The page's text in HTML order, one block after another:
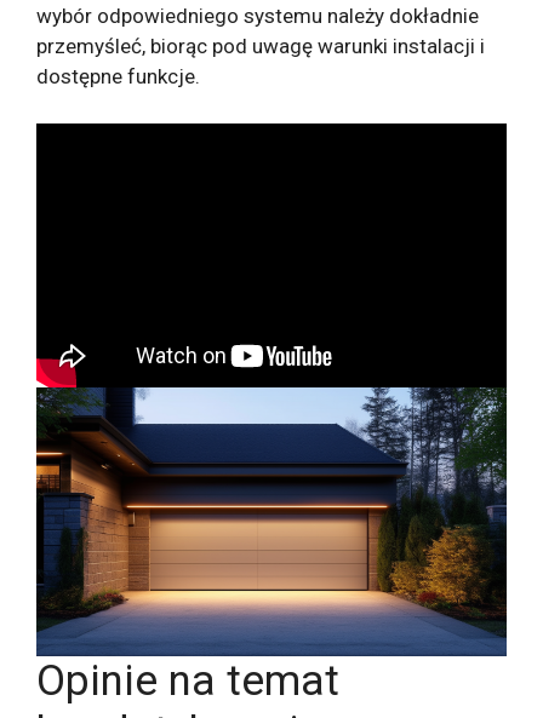
wybór odpowiedniego systemu należy dokładnie
przemyśleć, biorąc pod uwagę warunki instalacji i
dostępne funkcje.
Opinie na temat